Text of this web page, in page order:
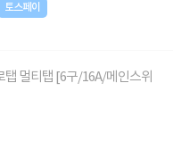
토스페이
탭 멀티탭 [6구/16A/메인스위